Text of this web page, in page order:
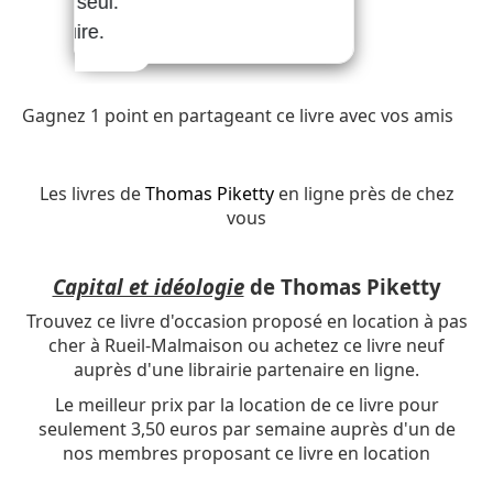
Gagnez 1 point en partageant ce livre avec vos amis
Les livres deThomas Pikettyen ligne près de chez
vous
Capital et idéologiede Thomas Piketty
Trouvez ce livre d'occasion proposé en location à pas
cher à Rueil-Malmaison ou achetez ce livre neuf
auprès d'une librairie partenaire en ligne.
Le meilleur prix par la location de ce livre pour
seulement 3,50 euros par semaine auprès d'un de
nos membres proposant ce livre en location